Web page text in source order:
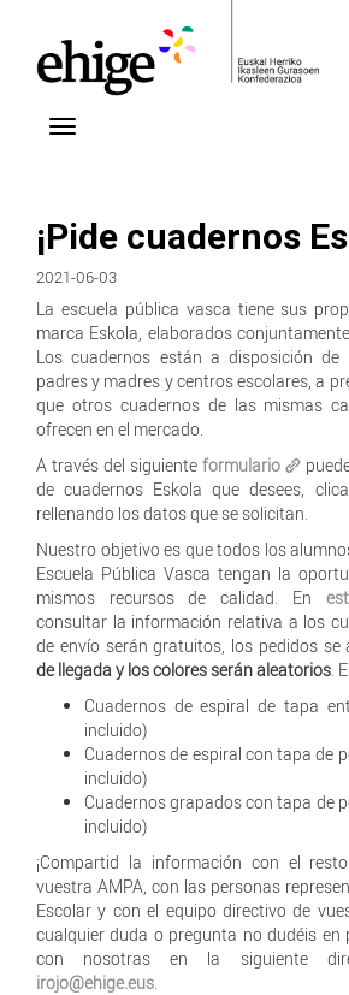
¡Pide cuadernos
2021-06-03
La escuela pública vasca tiene sus
marca Eskola, elaborados
Los cuadernos están a disposición de
padres y madres y centros escolares, a
que otros cuadernos de las mismas
ofrecen en el mercado.
A través del siguienteformulario
de cuadernos Eskola que desees,
rellenando los datos que se solicitan.
Nuestro objetivo es que todos los
Escuela Pública Vasca tengan la
mismos recursos de calidad. En
consultar la información relativa a los
de envío serán gratuitos, los pedidos se
de llegada y los colores serán aleatorios.
Cuadernos de espiral de tapa
incluido)
Cuadernos de espiral con tapa de
incluido)
Cuadernos grapados con tapa de
incluido)
¡Compartid la información con el
vuestra AMPA, con las personas
Escolar y con el equipo directivo de
cualquier duda o pregunta no dudéis en
con nosotras en la siguiente
irojo@ehige.eus.